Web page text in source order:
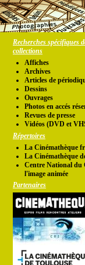
Recherches spécifiques
collections
Affiches
Archives
Articles de
Dessins
Ouvrages
Photos en accés
Revues de presse
Vidéos (DVD et
Répertoires
La Cinémathèque
La Cinémathèque
Centre National du
l'image animée
Partenaires